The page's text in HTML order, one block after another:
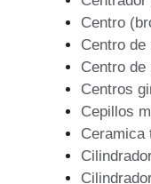
Centro
Centro de
Centro de
Centros
Cepillos
Ceramica